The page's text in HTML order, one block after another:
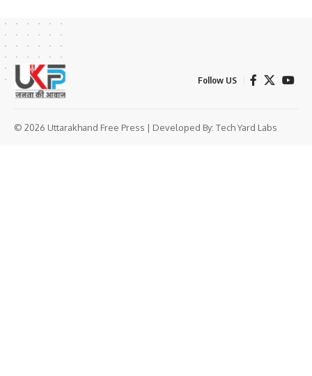
Follow US
© 2026 Uttarakhand Free Press | Developed By: Tech Yard Labs